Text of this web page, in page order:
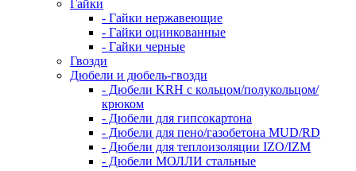
Гайки
- Гайки нержавеющие
- Гайки оцинкованные
- Гайки черные
Гвозди
Дюбели и дюбель-гвозди
- Дюбели KRH с кольцом/полукольцом/
крюком
- Дюбели для гипсокартона
- Дюбели для пено/газобетона MUD/RD
- Дюбели для теплоизоляции IZO/IZM
- Дюбели МОЛЛИ стальные